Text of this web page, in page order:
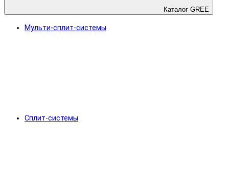
Каталог GREE
Мульти-сплит-системы
Сплит-системы